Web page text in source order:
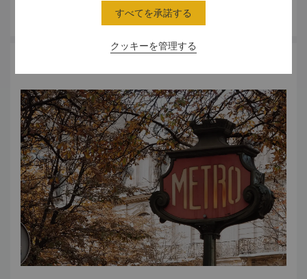
グランパレ
グランパレは、さまざまなイベントが開催される大規模な展
覧会場です。72,000平方メートルの広大なフロアには、美
しい建築とインテリアデザインが施されています。
さらに詳しく
クッキーを管理する
すべてを承諾する